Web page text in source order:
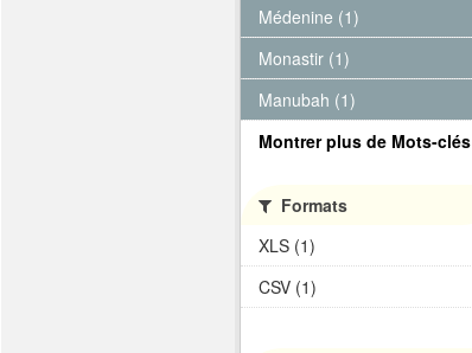
Médenine (1)
Monastir (1)
Manubah (1)
Montrer plus de Mots-clés
Formats
XLS (1)
CSV (1)